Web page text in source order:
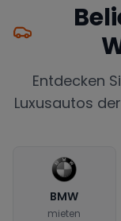
Entdecken
Luxusautos
BMW
mieten